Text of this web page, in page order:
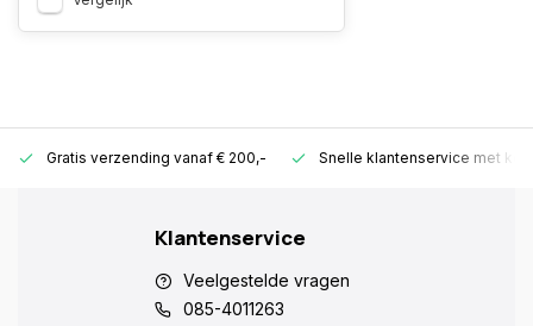
Gratis verzending vanaf € 200,- Snelle klantenservice met
Klantenservice
Veelgestelde vragen
085-4011263